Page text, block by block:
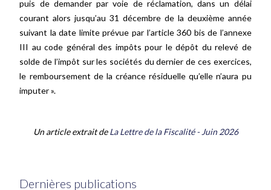
puis de demander par voie de réclamation, dans un délai
courant alors jusqu’au 31 décembre de la deuxième année
suivant la date limite prévue par l’article 360 bis de l’annexe
III au code général des impôts pour le dépôt du relevé de
solde de l’impôt sur les sociétés du dernier de ces exercices,
le remboursement de la créance résiduelle qu’elle n’aura pu
imputer ».
Un article extrait deLa Lettre de la Fiscalité - Juin 2026
Dernières publications